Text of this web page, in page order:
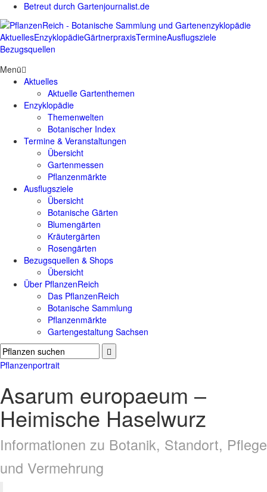
Betreut durch Gartenjournalist.de
AktuellesEnzyklopädieGärtnerpraxisTermineAusflugsziele
Bezugsquellen
Menü
Aktuelles
Aktuelle Gartenthemen
Enzyklopädie
Themenwelten
Botanischer Index
Termine & Veranstaltungen
Übersicht
Gartenmessen
Pflanzenmärkte
Ausflugsziele
Übersicht
Botanische Gärten
Blumengärten
Kräutergärten
Rosengärten
Bezugsquellen & Shops
Übersicht
Über PflanzenReich
Das PflanzenReich
Botanische Sammlung
Pflanzenmärkte
Gartengestaltung Sachsen
Pflanzenportrait
Asarum europaeum –
Heimische Haselwurz
Informationen zu Botanik, Standort, Pflege
und Vermehrung